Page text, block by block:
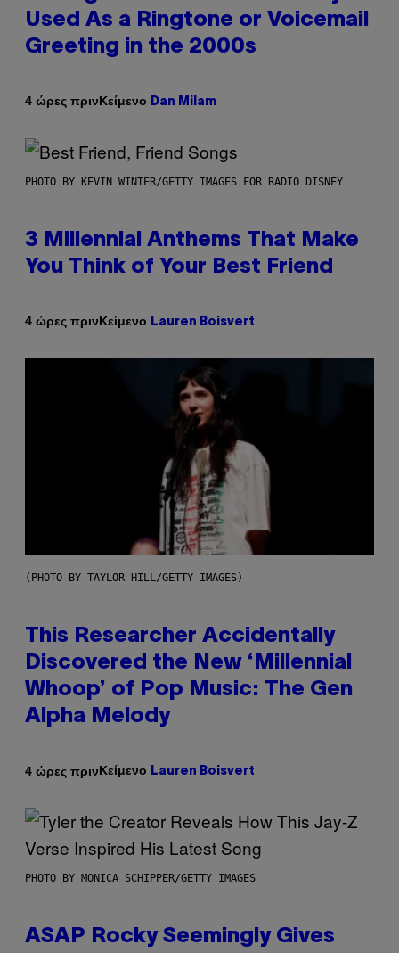
Used As a Ringtone or Voicemail
Greeting in the 2000s
4 ώρες πρινΚείμενο Dan Milam
PHOTO BY KEVIN WINTER/GETTY IMAGES FOR RADIO DISNEY
3 Millennial Anthems That Make
You Think of Your Best Friend
4 ώρες πρινΚείμενο Lauren Boisvert
(PHOTO BY TAYLOR HILL/GETTY IMAGES)
This Researcher Accidentally
Discovered the New ‘Millennial
Whoop’ of Pop Music: The Gen
Alpha Melody
4 ώρες πρινΚείμενο Lauren Boisvert
PHOTO BY MONICA SCHIPPER/GETTY IMAGES
ASAP Rocky Seemingly Gives